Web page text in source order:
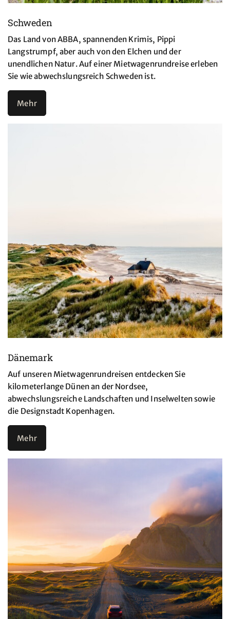
Schweden
Das Land von ABBA, spannenden Krimis, Pippi
Langstrumpf, aber auch von den Elchen und der
unendlichen Natur. Auf einer Mietwagenrundreise erleben
Sie wie abwechslungsreich Schweden ist.
Mehr
Dänemark
Auf unseren Mietwagenrundreisen entdecken Sie
kilometerlange Dünen an der Nordsee,
abwechslungsreiche Landschaften und Inselwelten sowie
die Designstadt Kopenhagen.
Mehr